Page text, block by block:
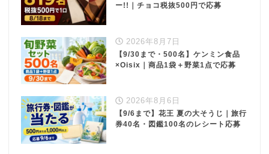
ー!!｜チョコ税抜500円で応募
2026年8月7日
【9/30まで・500名】ケンミン食品
×Oisix｜商品1袋＋野菜1点で応募
2026年8月6日
【9/6まで】花王 夏の大そうじ｜旅行
券40名・図鑑100名のレシート応募